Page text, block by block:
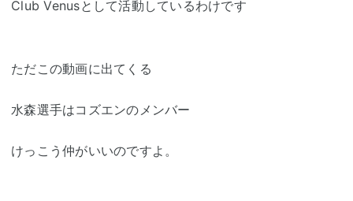
Club Venusとして活動しているわけです
ただこの動画に出てくる
水森選手はコズエンのメンバー
けっこう仲がいいのですよ。